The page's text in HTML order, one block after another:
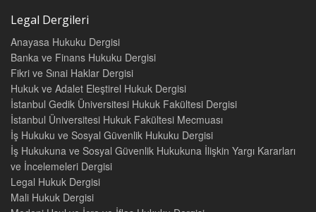
Legal Dergileri
Anayasa Hukuku Dergisi
Banka ve Finans Hukuku Dergisi
Fikri ve Sınai Haklar Dergisi
Hukuk ve Adalet Eleştirel Hukuk Dergisi
İstanbul Gedik Üniversitesi Hukuk Fakültesi Dergisi
İstanbul Üniversitesi Hukuk Fakültesi Mecmuası
İş Hukuku ve Sosyal Güvenlik Hukuku Dergisi
İş Hukukuna ve Sosyal Güvenlik Hukukuna İlişkin Yargı Kararları
ve İncelemeleri Dergisi
Legal Hukuk Dergisi
Mali Hukuk Dergisi